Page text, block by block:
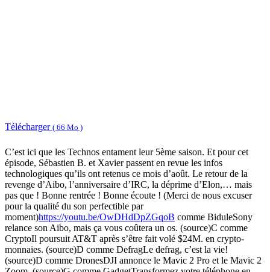
Télécharger ( 66 Mo )
C’est ici que les Technos entament leur 5ème saison. Et pour cet
épisode, Sébastien B. et Xavier passent en revue les infos
technologiques qu’ils ont retenus ce mois d’août. Le retour de la
revenge d’Aibo, l’anniversaire d’IRC, la déprime d’Elon,… mais
pas que ! Bonne rentrée ! Bonne écoute ! (Merci de nous excuser
pour la qualité du son perfectible par
moment)https://youtu.be/OwDHdDpZGqoB comme BiduleSony
relance son Aibo, mais ça vous coûtera un os. (source)C comme
CryptoIl poursuit AT&T après s’être fait volé $24M. en crypto-
monnaies. (source)D comme DefragLe defrag, c’est la vie!
(source)D comme DronesDJI annonce le Mavic 2 Pro et le Mavic 2